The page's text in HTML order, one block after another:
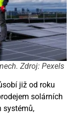
Zdroj: Pexels
již od roku
solárních
systémů,